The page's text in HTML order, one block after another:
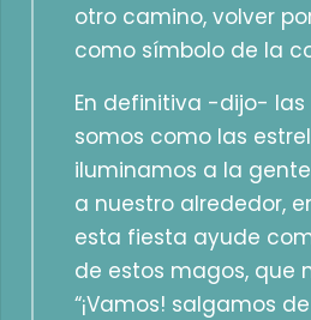
otro camino, volver
como símbolo de la
En definitiva -dijo- las
somos como las
iluminamos a la
a nuestro alrededor,
esta fiesta ayude
de estos magos, que
“¡Vamos! salgamos